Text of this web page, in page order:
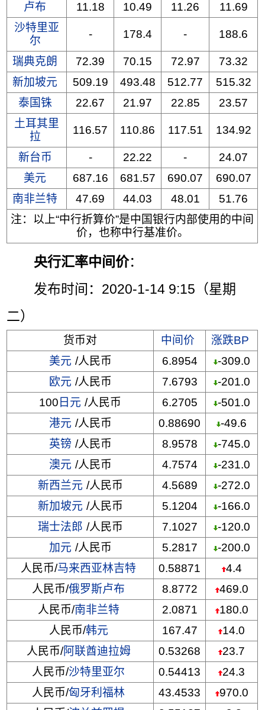
卢布 11.18 10.49 11.26
11.69
沙特里亚
尔
- 178.4 - 188.6
瑞典克朗 72.39 70.15 72.97
73.32
新加坡元
509.19 493.48 512.77
515.32
泰国铢
22.67 21.97 22.85
23.57
土耳其里
拉
116.57 110.86 117.51 134.92
新台币 - 22.22 -
24.07
美元
687.16 681.57 690.07
690.07
南非兰特
47.69 44.03 48.01
51.76
注：以上“中行折算价”是中国银行内部使用的中间
价，也称中行基准价。
央行汇率中间价：
发布时间：2020-1-14 9:15（星期
二）
货币对 中间价
涨跌BP
美元 /人民币 6.8954
-309.0
欧元 /人民币 7.6793
-201.0
100 日元 /人民币 6.2705
-501.0
港元 /人民币 0.88690
-49.6
英镑 /人民币 8.9578
-745.0
澳元 /人民币 4.7574
-231.0
新西兰元 /人民币 4.5689
-272.0
新加坡元 /人民币 5.1204
-166.0
瑞士法郎 /人民币 7.1027
-120.0
加元 /人民币 5.2817
-200.0
人民币/马来西亚林吉特 0.58871
4.4
人民币/俄罗斯卢布 8.8772
469.0
人民币/南非兰特 2.0871
180.0
人民币/韩元 167.47
14.0
人民币/阿联酋迪拉姆 0.53268
23.7
人民币/沙特里亚尔 0.54413
24.3
人民币/匈牙利福林 43.4533
970.0